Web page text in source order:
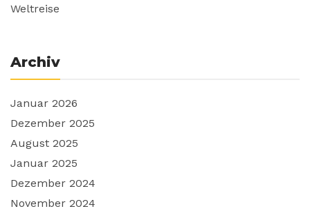
Weltreise
Archiv
Januar 2026
Dezember 2025
August 2025
Januar 2025
Dezember 2024
November 2024